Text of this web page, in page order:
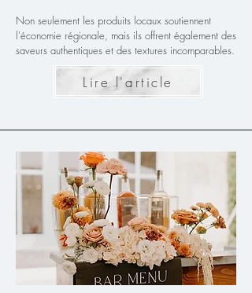
Non seulement les produits locaux soutiennent
l'économie régionale, mais ils offrent également des
saveurs authentiques et des textures incomparables.
Lire l'article